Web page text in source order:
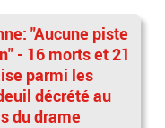
"Aucune piste
- 16 morts et 21
parmi les
décrété au
du drame